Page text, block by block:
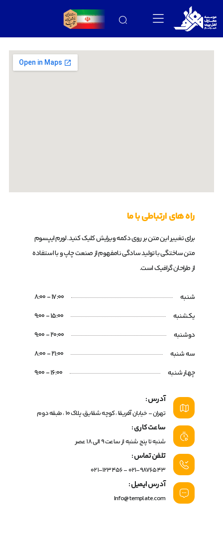
راه های ارتباطی با ما
برای تغییر این متن بر روی دکمه ویرایش کلیک کنید. لورم ایپسوم
متن ساختگی با تولید سادگی نامفهوم از صنعت چاپ و با استفاده
از طراحان گرافیک است.
شنبه
17:00 - 8:00
یکشنبه
15:00 - 9:00
دوشنبه
20:00 - 9:00
سه شنبه
21:00 - 8:00
چهار شنبه
16:00 - 9:00
آدرس :
تهران - خیابان آفریقا ، کوچه شقایق، پلاک 10 ، طبقه دوم
ساعت کاری :
شنبه تا پنج شنبه از ساعت 9 الی ۱۸ عصر
تلفن تماس :
021-9876543 - 021-123456
آدرس ایمیل :
Info@template.com